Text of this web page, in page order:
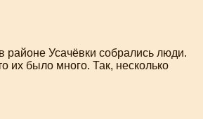
районе Усачёвки собрались люди.
их было много. Так, несколько